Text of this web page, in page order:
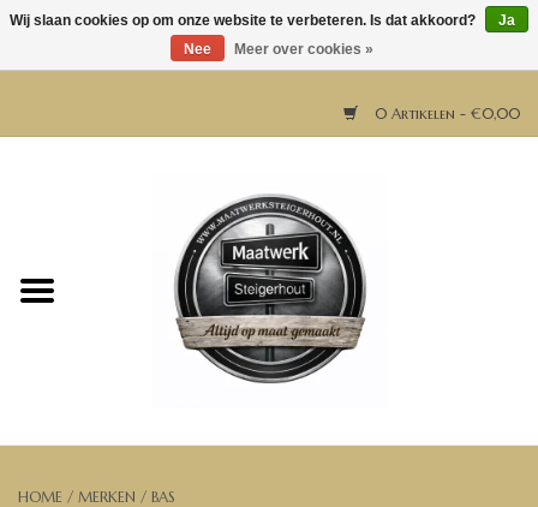
0 Artikelen - €0,00
Horeca meubels
Bartafels
HOME / MERKEN / BAS
Wij slaan cookies op om onze website te verbeteren. Is dat akkoord?
Ja
Nee
Meer over cookies »